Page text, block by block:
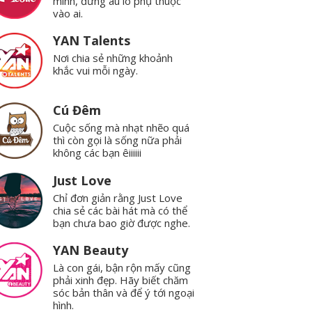
vào ai.
YAN Talents
Nơi chia sẻ những khoảnh
khắc vui mỗi ngày.
Cú Đêm
Cuộc sống mà nhạt nhẽo quá
thì còn gọi là sống nữa phải
không các bạn êiiiiii
Just Love
Chỉ đơn giản rằng Just Love
chia sẻ các bài hát mà có thể
bạn chưa bao giờ được nghe.
YAN Beauty
Là con gái, bận rộn mấy cũng
phải xinh đẹp. Hãy biết chăm
sóc bản thân và để ý tới ngoại
hình.